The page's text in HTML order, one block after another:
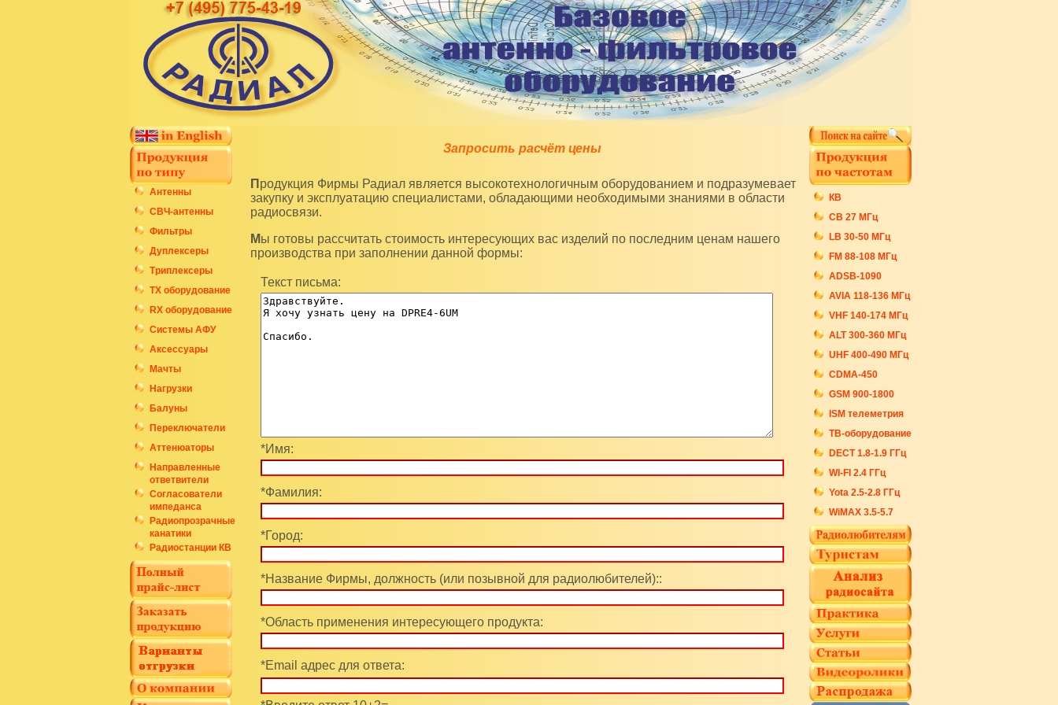
Антенны
СВЧ-антенны
Фильтры
Дуплексеры
Триплексеры
ТХ оборудование
RX оборудование
Системы АФУ
Аксессуары
Мачты
Нагрузки
Балуны
Переключатели
Аттенюаторы
Направленные
ответвители
Согласователи
импеданса
Радиопрозрачные
канатики
Радиостанции КВ
Запросить расчёт цены
Продукция Фирмы Радиал является высокотехнологичным оборудованием и подразумевает
закупку и эксплуатацию специалистами, обладающими необходимыми знаниями в области
радиосвязи.
Мы готовы рассчитать стоимость интересующих вас изделий по последним ценам нашего
производства при заполнении данной формы:
Текст письма:
*Имя:
*Фамилия:
*Город:
*Название Фирмы, должность (или позывной для радиолюбителей)::
*Область применения интересующего продукта:
*Email адрес для ответа:
КВ
СB 27 МГц
LB 30-50 МГц
FM 88-108 МГц
ADSB-1090
AVIA 118-136 МГц
VHF 140-174 МГц
ALT 300-360 МГц
UHF 400-490 МГц
CDMA-450
GSM 900-1800
ISM телеметрия
ТВ-оборудование
DECT 1.8-1.9 ГГц
WI-FI 2.4 ГГц
Yota 2.5-2.8 ГГц
WiMAX 3.5-5.7